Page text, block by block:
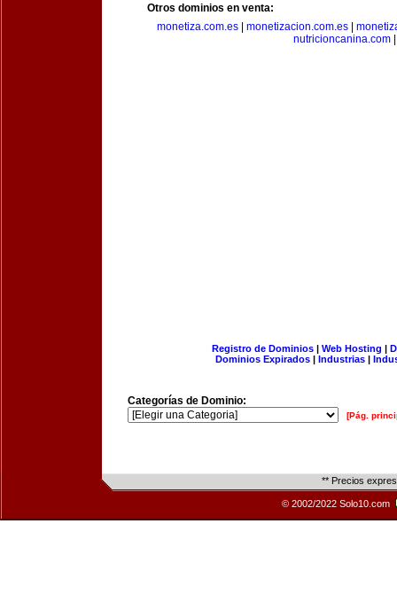
Otros dominios en venta:
monetiza.com.es| monetizacion.com.es|
nutricioncanina.com
Registro de Dominios| Web Hosting |
Dominios Expirados | Industrias |
Categorías de Dominio:
[Pág.
** Precios
© 2002/2022 Solo10.com